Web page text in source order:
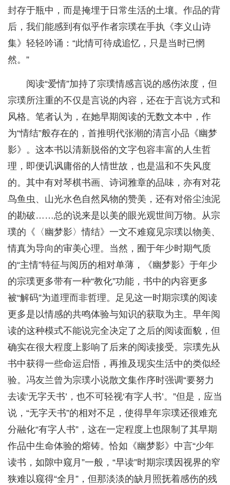
封存于瓶中，而是掩埋于日常生活的土壤。作品的背
后，我们能感到有似乎作者宗璞在手执《李义山诗
集》轻轻吟诵：“此情可待成追忆，只是当时已惘
然。”
阅读“爱情”加持了宗璞情感言说的感伤浓度，但
宗璞所注重的不仅是言说的内容，还在于言说方式和
风格。笔者认为，在她早期阅读的无数文本中，作
为“情结”般存在的，首推明代张潮的清言小品《幽梦
影》。这本书以清新脱俗的文字包容丰富的人生哲
理，即便讥讽庸俗的人情世故，也是温和不失风度
的。其中有对琴棋书画、诗词雅章的品味，亦有对花
鸟鱼虫、山光水色自然风物的赞美，还有对俗尘浊泥
的勘破……总的说来是以美的眼光观世间万物。从宗
璞的《〈幽梦影〉情结》一文不难窥见宗璞以物美、
情真为导向的审美心理。当然，囿于年少时期气质
的“主情”特征与阅历的相对单薄，《幽梦影》于年少
的宗璞更多带有一种“教化”功能，书中的内容更多
被“解码”为道理而非哲理。足见这一时期宗璞的阅读
更多是以情感的共鸣体验与知识的获取为主。早年阅
读的这种模式不能说完全决定了之后的阅读面貌，但
确实在很大程度上影响了后来的阅读接受。宗璞先从
书中获得一些命运启悟，再推及现实生活中的类似经
验。冯友兰曾为宗璞小说散文集作序时强调“要努力
去读‘无字天书’，也不可轻视‘有字人书’。”但是，应当
说，“无字天书”的相对不足，使得早年宗璞还很难充
分融化“有字人书”，这在一定程度上也限制了其早期
作品中生命体验的熔铸。恰如《幽梦影》中言“少年
读书，如隙中窥月”一般，“早读”时期宗璞因视界的窄
狭难以窥得“全月”，但那淡淡的缺月照抚着感伤的残